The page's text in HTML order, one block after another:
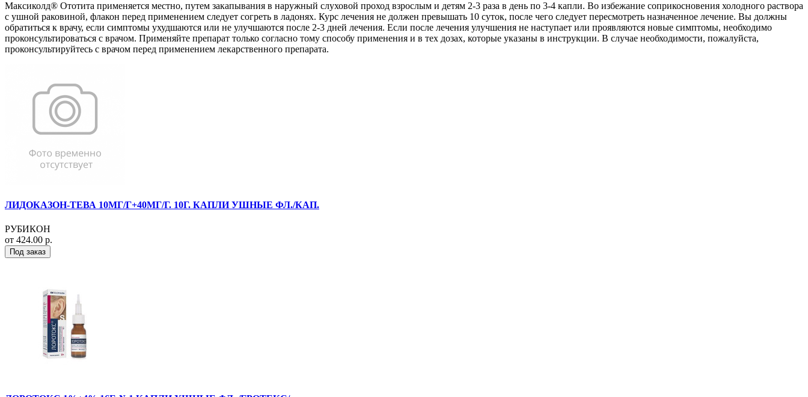
Максиколд® Ототита применяется местно, путем закапывания в наружный слуховой проход взрослым и детям 2-3 раза в день по 3-4 капли. Во избежание соприкосновения холодного раствора
с ушной раковиной, флакон перед применением следует согреть в ладонях. Курс лечения не должен превышать 10 суток, после чего следует пересмотреть назначенное лечение. Вы должны
обратиться к врачу, если симптомы ухудшаются или не улучшаются после 2-3 дней лечения. Если после лечения улучшения не наступает или проявляются новые симптомы, необходимо
проконсультироваться с врачом. Применяйте препарат только согласно тому способу применения и в тех дозах, которые указаны в инструкции. В случае необходимости, пожалуйста,
проконсультируйтесь с врачом перед применением лекарственного препарата.
ЛИДОКАЗОН-ТЕВА 10МГ/Г+40МГ/Г. 10Г. КАПЛИ УШНЫЕ ФЛ./КАП.
РУБИКОН
от 424.00 р.
Под заказ